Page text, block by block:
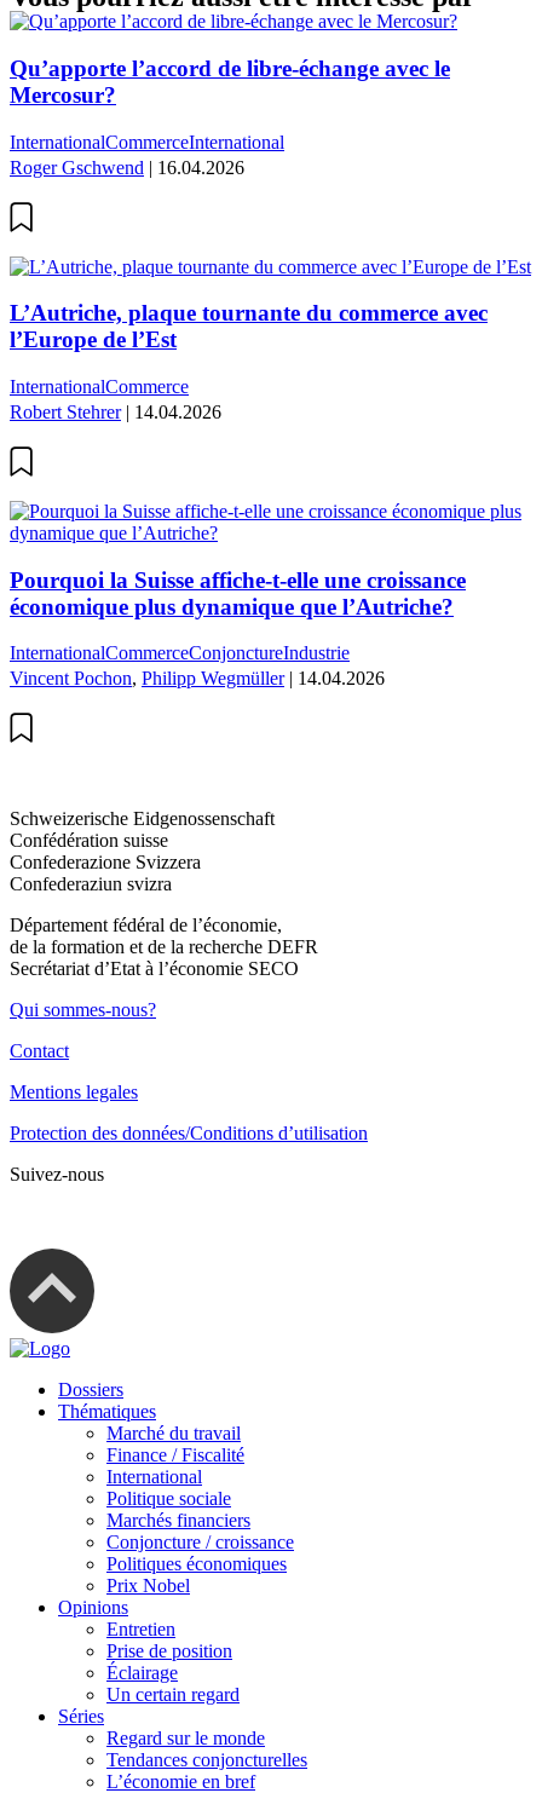
Qu’apporte l’accord de libre-échange avec le
Mercosur?
InternationalCommerceInternational
Roger Gschwend | 16.04.2026
L’Autriche, plaque tournante du commerce avec
l’Europe de l’Est
InternationalCommerce
Robert Stehrer| 14.04.2026
Pourquoi la Suisse affiche-t-elle une croissance
économique plus dynamique que l’Autriche?
InternationalCommerceConjonctureIndustrie
Vincent Pochon, Philipp Wegmüller| 14.04.2026
Schweizerische Eidgenossenschaft
Confédération suisse
Confederazione Svizzera
Confederaziun svizra
Département fédéral de l’économie,
de la formation et de la recherche DEFR
Secrétariat d’Etat à l’économie SECO
Qui sommes-nous?
Contact
Mentions legales
Protection des données/Conditions d’utilisation
Suivez-nous
Dossiers
Thématiques
Marché du travail
Finance / Fiscalité
International
Politique sociale
Marchés financiers
Conjoncture / croissance
Politiques économiques
Prix Nobel
Opinions
Entretien
Prise de position
Éclairage
Un certain regard
Séries
Regard sur le monde
Tendances conjoncturelles
L’économie en bref